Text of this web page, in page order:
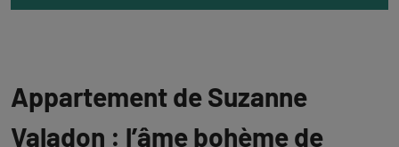
Appartement de Suzanne
Valadon : l’âme bohème de